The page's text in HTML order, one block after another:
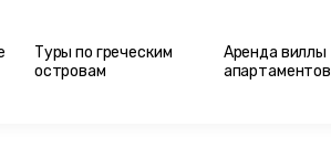
Туры по греческим
островам
Аренда виллы
апартаментов